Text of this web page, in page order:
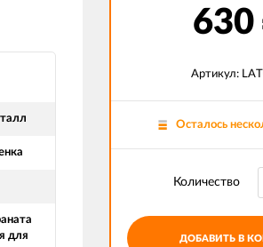
для
630
Артикул:
Осталось
Количество
ДОБАВИТЬ В